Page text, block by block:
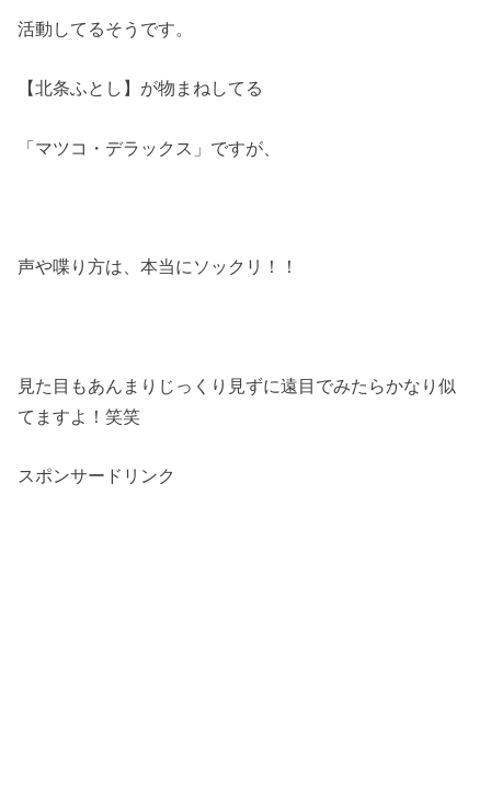
活動してるそうです。
【北条ふとし】が物まねしてる
「マツコ・デラックス」ですが、
声や喋り方は、本当にソックリ！！
見た目もあんまりじっくり見ずに遠目でみたらかなり似
てますよ！笑笑
スポンサードリンク